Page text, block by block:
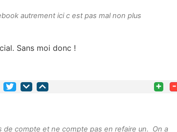
autrement ici c est pas mal non plus
Sans moi donc !
+ -
de compte et ne compte pas en refaire un. On a